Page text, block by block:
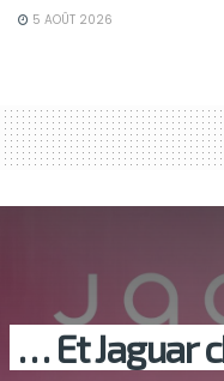
5 AOÛT 2026
… Et Jaguar